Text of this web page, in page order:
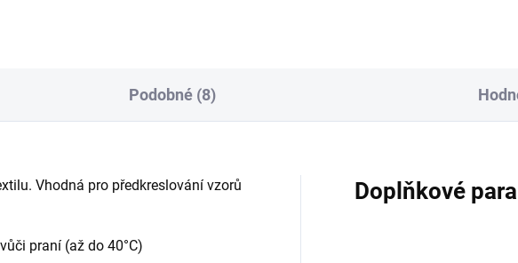
Podobné (8)
Vhodná pro předkreslování vzorů
praní (až do 40°C)
Doplňkové